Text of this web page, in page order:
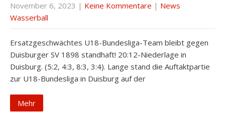
November 6, 2023 | Keine Kommentare | News
Wasserball
Ersatzgeschwächtes U18-Bundesliga-Team bleibt gegen
Duisburger SV 1898 standhaft! 20:12-Niederlage in
Duisburg. (5:2, 4:3, 8:3, 3:4). Lange stand die Auftaktpartie
zur U18-Bundesliga in Duisburg auf der
Mehr